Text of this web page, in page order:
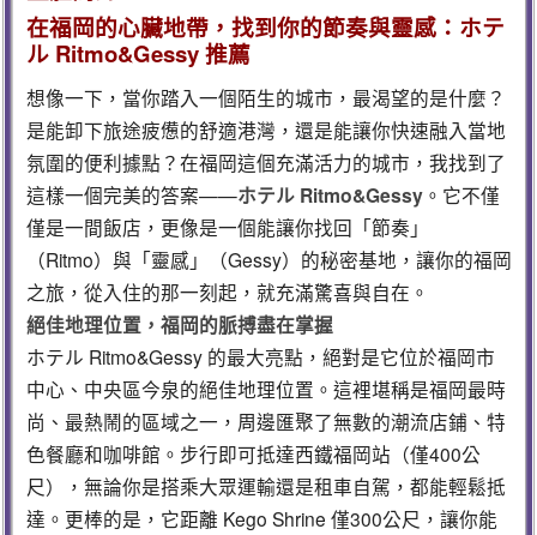
在福岡的心臟地帶，找到你的節奏與靈感：ホテ
ル Ritmo&Gessy 推薦
想像一下，當你踏入一個陌生的城市，最渴望的是什麼？
是能卸下旅途疲憊的舒適港灣，還是能讓你快速融入當地
氛圍的便利據點？在福岡這個充滿活力的城市，我找到了
這樣一個完美的答案——ホテル Ritmo&Gessy。它不僅
僅是一間飯店，更像是一個能讓你找回「節奏」
（Ritmo）與「靈感」（Gessy）的秘密基地，讓你的福岡
之旅，從入住的那一刻起，就充滿驚喜與自在。
絕佳地理位置，福岡的脈搏盡在掌握
ホテル Ritmo&Gessy 的最大亮點，絕對是它位於福岡市
中心、中央區今泉的絕佳地理位置。這裡堪稱是福岡最時
尚、最熱鬧的區域之一，周邊匯聚了無數的潮流店鋪、特
色餐廳和咖啡館。步行即可抵達西鐵福岡站（僅400公
尺），無論你是搭乘大眾運輸還是租車自駕，都能輕鬆抵
達。更棒的是，它距離 Kego Shrine 僅300公尺，讓你能